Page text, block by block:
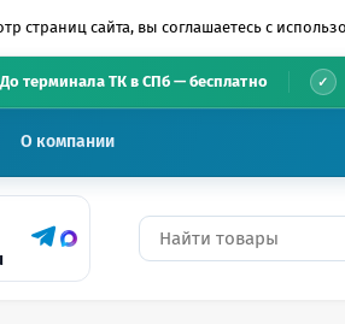
страниц сайта, вы соглашаетесь с
До терминала ТК в СПб — бесплатно
О компании